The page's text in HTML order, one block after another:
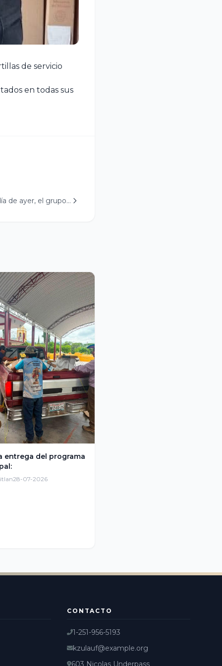
de servicio
en todas sus
de ayer, el grupo…
entrega del programa
28-07-2026
CONTACTO
1-251-956-5193
kzulauf@example.org
603 Nicolas Underpass